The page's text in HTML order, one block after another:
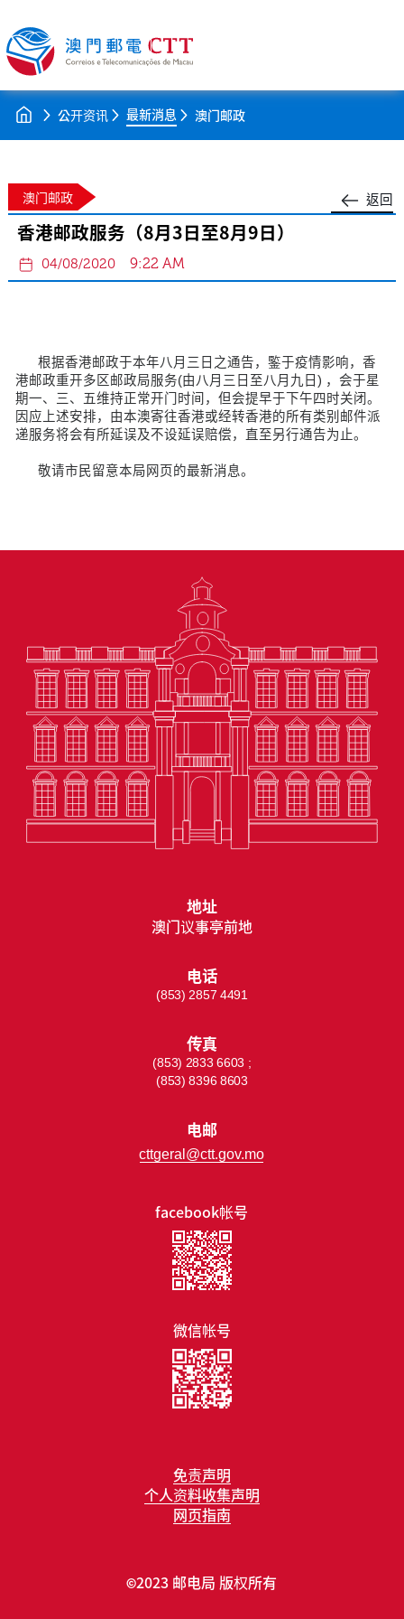
公开资讯 最新消息 澳门邮政
返回
澳门邮政
香港邮政服务（8月3日至8月9日）
04/08/2020 9:22 AM
根据香港邮政于本年八月三日之通告，鍳于疫情影响，香
港邮政重开多区邮政局服务(由八月三日至八月九日) ，会于星
期一、三、五维持正常开门时间，但会提早于下午四时关闭。
因应上述安排，由本澳寄往香港或经转香港的所有类别邮件派
递服务将会有所延误及不设延误赔偿，直至另行通告为止。
敬请市民留意本局网页的最新消息。
免责声明
个人资料收集声明
网页指南
facebook帐号
微信帐号
地址
澳门议事亭前地
电话
(853) 2857 4491
传真
(853) 2833 6603 ;
(853) 8396 8603
电邮
cttgeral@ctt.gov.mo
©2023 邮电局 版权所有